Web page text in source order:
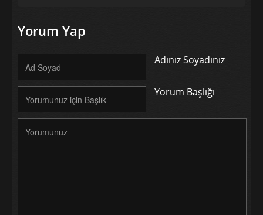
Yorum Yap
Adınız Soyadınız
Yorum Başlığı